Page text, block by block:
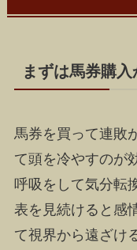
まずは馬券購
馬券を買って連敗
て頭を冷やすのが
呼吸をして気分転
表を見続けると感
て視界から遠ざけ